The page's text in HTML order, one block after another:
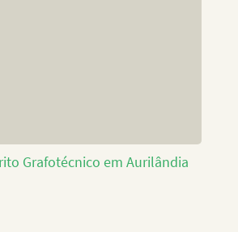
Grafotécnico em Aurilândia